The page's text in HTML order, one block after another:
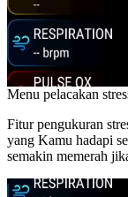
Menu pelacakan
Fitur pengukuran
yang Kamu hadapi
semakin memerah